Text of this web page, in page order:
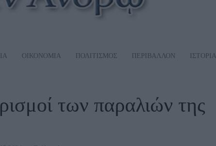
ΟΙΚΟΝΟΜΙΑ ΠΟΛΙΤΙΣΜΟΣ ΠΕΡΙΒΑΛΛΟΝ ΙΣΤΟΡΙΑ
των παραλιών της